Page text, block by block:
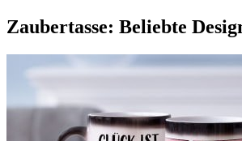
Zaubertasse: Beliebte